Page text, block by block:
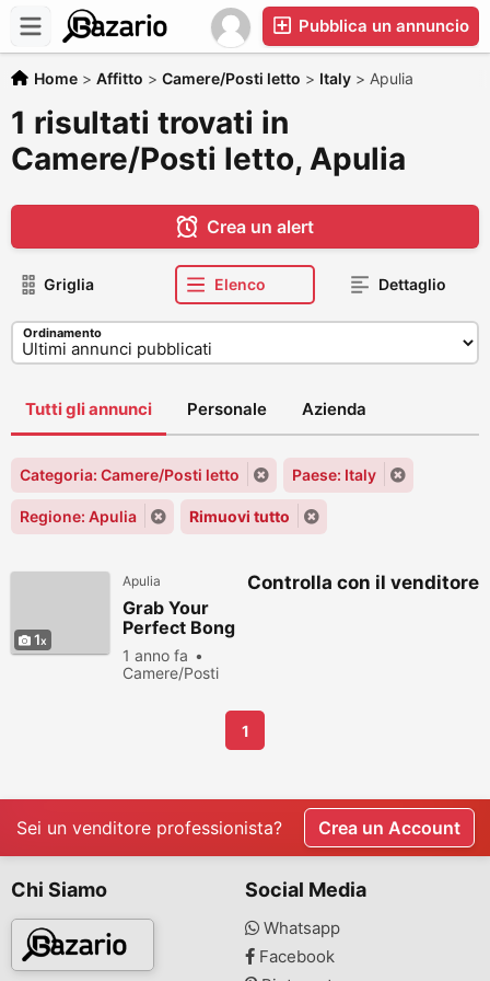
Pubblica un annuncio
Home > Affitto > Camere/Posti letto > Italy > Apulia
1 risultati trovati in
Camere/Posti letto, Apulia
Crea un alert
Griglia Elenco Dettaglio
Ordinamento
Tutti gli annunci Personale Azienda
Categoria: Camere/Posti letto Paese: Italy
Regione: Apulia Rimuovi tutto
1
Apulia
Grab Your
Perfect Bong
from Lookah’s
Premium
Lineup
1 anno fa
Camere/Posti
Controlla con il venditore
1
Sei un venditore professionista? Crea un Account
Chi Siamo Social Media
Whatsapp
Facebook